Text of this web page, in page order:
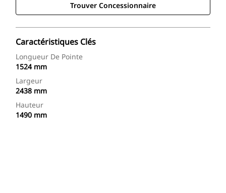
Trouver Concessionnaire
Caractéristiques Clés
Longueur De Pointe
1524 mm
Largeur
2438 mm
Hauteur
1490 mm